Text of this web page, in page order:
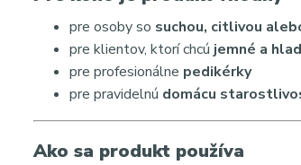
pre osoby so suchou, citlivou
pre klientov, ktorí chcú jemné a
pre profesionálne pedikérky
pre pravidelnú domácu
Ako sa produkt používa